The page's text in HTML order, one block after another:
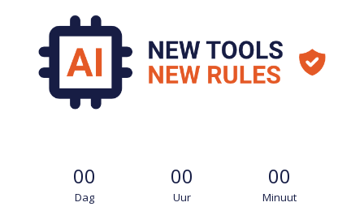
00
Dag
00
Uur
00
Minuut